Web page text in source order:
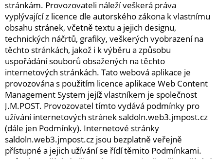
Ploty a pletiva
Úložné boxy na nářadí
Ochranné pomůcky
Keramické brusivo
Flex. kotouče
Brusivo na podložce
Leštění
Vrtací nástroje, vykružováky, závity
Kartáče
stránkám. Provozovateli náleží veškerá práva
vyplývající z licence dle autorského zákona k vlastnímu
obsahu stránek, včetně textu a jejich designu,
technických náčrtů, grafiky, veškerých vyobrazení na
těchto stránkách, jakož i k výběru a způsobu
uspořádání souborů obsažených na těchto
internetových stránkách. Tato webová aplikace je
provozována s použitím licence aplikace Web Content
Management System jejíž vlastníkem je společnost
J.M.POST. Provozovatel tímto vydává podmínky pro
užívání internetových stránek saldoln.web3.jmpost.cz
(dále jen Podmínky). Internetové stránky
saldoln.web3.jmpost.cz jsou bezplatně veřejně
přístupné a jejich užívání se řídí těmito Podmínkami.